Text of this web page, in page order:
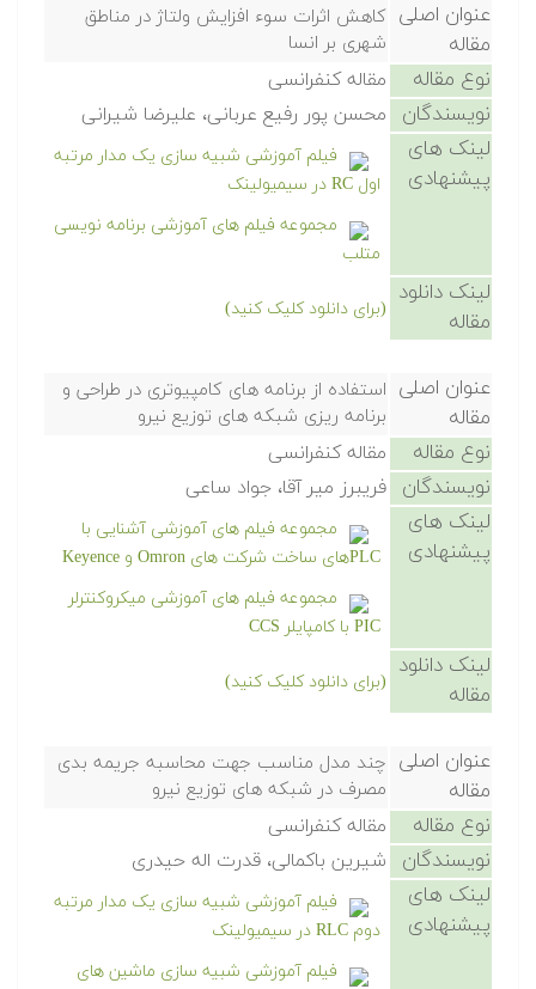
عنوان اصلی
مقاله
کاهش اثرات سوء افزایش ولتاژ در مناطق
شهری بر انسا
نوع مقاله مقاله کنفرانسی
نویسندگان محسن پور رفیع عربانی، علیرضا شیرانی
لینک های
پیشنهادی
فیلم آموزشی شبیه سازی یک مدار مرتبه
اول RC در سیمیولینک
مجموعه فیلم های آموزشی برنامه نویسی
متلب
لینک دانلود
مقاله
(برای دانلود کلیک کنید)
عنوان اصلی
مقاله
استفاده از برنامه های کامپیوتری در طراحی و
برنامه ریزی شبکه های توزیع نیرو
نوع مقاله مقاله کنفرانسی
نویسندگان فریبرز میر آقا، جواد ساعی
لینک های
پیشنهادی
مجموعه فیلم های آموزشی آشنایی با
PLCهای ساخت شرکت های Omron و Keyence
مجموعه فیلم های آموزشی میکروکنترلر
PIC با کامپایلر CCS
لینک دانلود
مقاله
(برای دانلود کلیک کنید)
عنوان اصلی
مقاله
چند مدل مناسب جهت محاسبه جریمه بدی
مصرف در شبکه های توزیع نیرو
نوع مقاله مقاله کنفرانسی
نویسندگان شیرین باکمالی، قدرت اله حیدری
لینک های
پیشنهادی
فیلم آموزشی شبیه سازی یک مدار مرتبه
دوم RLC در سیمیولینک
فیلم آموزشی شبیه سازی ماشین های